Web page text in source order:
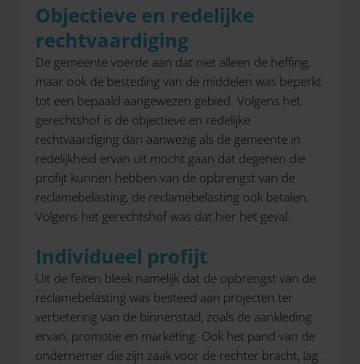
Objectieve en redelijke
rechtvaardiging
De gemeente voerde aan dat niet alleen de heffing,
maar ook de besteding van de middelen was beperkt
tot een bepaald aangewezen gebied. Volgens het
gerechtshof is de objectieve en redelijke
rechtvaardiging dan aanwezig als de gemeente in
redelijkheid ervan uit mocht gaan dat degenen die
profijt kunnen hebben van de opbrengst van de
reclamebelasting, de reclamebelasting ook betalen.
Volgens het gerechtshof was dat hier het geval.
Individueel profijt
Uit de feiten bleek namelijk dat de opbrengst van de
reclamebelasting was besteed aan projecten ter
verbetering van de binnenstad, zoals de aankleding
ervan, promotie en marketing. Ook het pand van de
ondernemer die zijn zaak voor de rechter bracht, lag